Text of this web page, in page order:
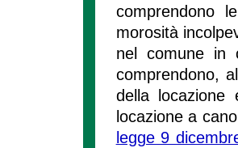
comprendono
morosità
nel comune in
comprendono,
della
locazione a
legge 9